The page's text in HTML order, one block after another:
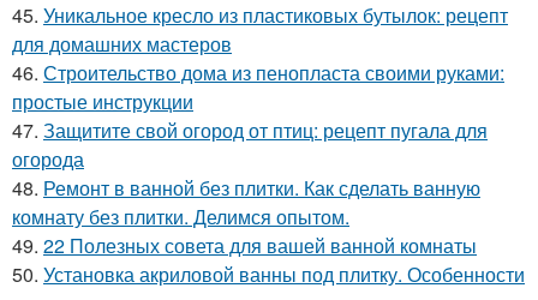
45. Уникальное кресло из пластиковых бутылок: рецепт
для домашних мастеров
46. Строительство дома из пенопласта своими руками:
простые инструкции
47. Защитите свой огород от птиц: рецепт пугала для
огорода
48. Ремонт в ванной без плитки. Как сделать ванную
комнату без плитки. Делимся опытом.
49. 22 Полезных совета для вашей ванной комнаты
50. Установка акриловой ванны под плитку. Особенности